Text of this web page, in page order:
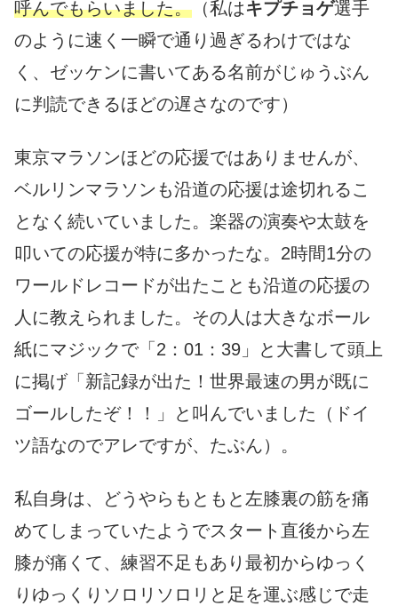
呼んでもらいました。 （私はキプチョゲ選手
のように速く一瞬で通り過ぎるわけではな
く、ゼッケンに書いてある名前がじゅうぶん
に判読できるほどの遅さなのです）
東京マラソンほどの応援ではありませんが、
ベルリンマラソンも沿道の応援は途切れるこ
となく続いていました。楽器の演奏や太鼓を
叩いての応援が特に多かったな。2時間1分の
ワールドレコードが出たことも沿道の応援の
人に教えられました。その人は大きなボール
紙にマジックで「2：01：39」と大書して頭上
に掲げ「新記録が出た！世界最速の男が既に
ゴールしたぞ！！」と叫んでいました（ドイ
ツ語なのでアレですが、たぶん）。
私自身は、どうやらもともと左膝裏の筋を痛
めてしまっていたようでスタート直後から左
膝が痛くて、練習不足もあり最初からゆっく
りゆっくりソロリソロリと足を運ぶ感じで走